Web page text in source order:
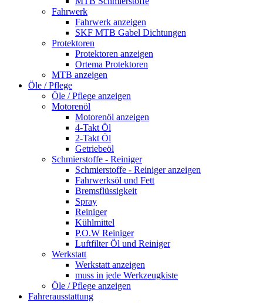
Fahrwerk
Fahrwerk anzeigen
SKF MTB Gabel Dichtungen
Protektoren
Protektoren anzeigen
Ortema Protektoren
MTB anzeigen
Öle / Pflege
Öle / Pflege anzeigen
Motorenöl
Motorenöl anzeigen
4-Takt Öl
2-Takt Öl
Getriebeöl
Schmierstoffe - Reiniger
Schmierstoffe - Reiniger anzeigen
Fahrwerksöl und Fett
Bremsflüssigkeit
Spray
Reiniger
Kühlmittel
P.O.W Reiniger
Luftfilter Öl und Reiniger
Werkstatt
Werkstatt anzeigen
muss in jede Werkzeugkiste
Öle / Pflege anzeigen
Fahrerausstattung